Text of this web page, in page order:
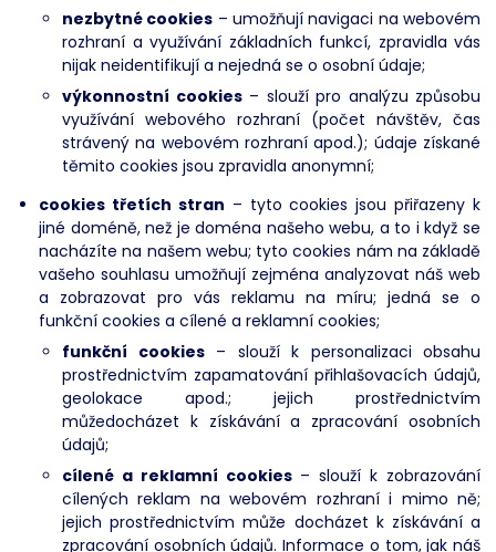
nezbytné cookies – umožňují navigaci na webovém
rozhraní a využívání základních funkcí, zpravidla vás
nijak neidentifikují a nejedná se o osobní údaje;
výkonnostní cookies– slouží pro analýzu způsobu
využívání webového rozhraní (počet návštěv, čas
strávený na webovém rozhraní apod.); údaje získané
těmito cookies jsou zpravidla anonymní;
cookies třetích stran – tyto cookies jsou přiřazeny k
jiné doméně, než je doména našeho webu, a to i když se
nacházíte na našem webu; tyto cookies nám na základě
vašeho souhlasu umožňují zejména analyzovat náš web
a zobrazovat pro vás reklamu na míru; jedná se o
funkční cookies a cílené a reklamní cookies;
funkční cookies– slouží k personalizaci obsahu
prostřednictvím zapamatování přihlašovacích údajů,
geolokace apod.; jejich prostřednictvím
můžedocházet k získávání a zpracování osobních
údajů;
cílené a reklamní cookies– slouží k zobrazování
cílených reklam na webovém rozhraní i mimo ně;
jejich prostřednictvím může docházet k získávání a
zpracování osobních údajů. Informace o tom, jak náš